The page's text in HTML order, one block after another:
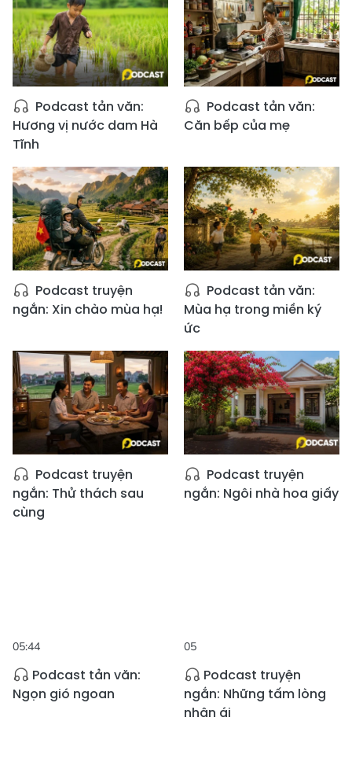
Podcast tản văn:
Hương vị nước dam Hà
Tĩnh
Podcast tản văn:
Căn bếp của mẹ
Podcast truyện
ngắn: Xin chào mùa hạ!
Podcast tản văn:
Mùa hạ trong miền ký
ức
Podcast truyện
ngắn: Thử thách sau
cùng
Podcast truyện
ngắn: Ngôi nhà hoa giấy
05:44
Podcast tản văn:
Ngọn gió ngoan
05
Podcast truyện
ngắn: Những tấm lòng
nhân ái